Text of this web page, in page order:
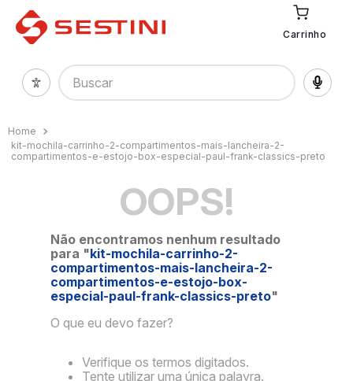
Carrinho
Buscar
kit-mochila-carrinho-2-compartimentos-mais-lancheira-2-
compartimentos-e-estojo-box-especial-paul-frank-classics-preto
OOPS!
Não encontramos nenhum resultado
para "kit-mochila-carrinho-2-
compartimentos-mais-lancheira-2-
compartimentos-e-estojo-box-
especial-paul-frank-classics-preto"
O que eu devo fazer?
Verifique os termos digitados.
Tente utilizar uma única palavra.